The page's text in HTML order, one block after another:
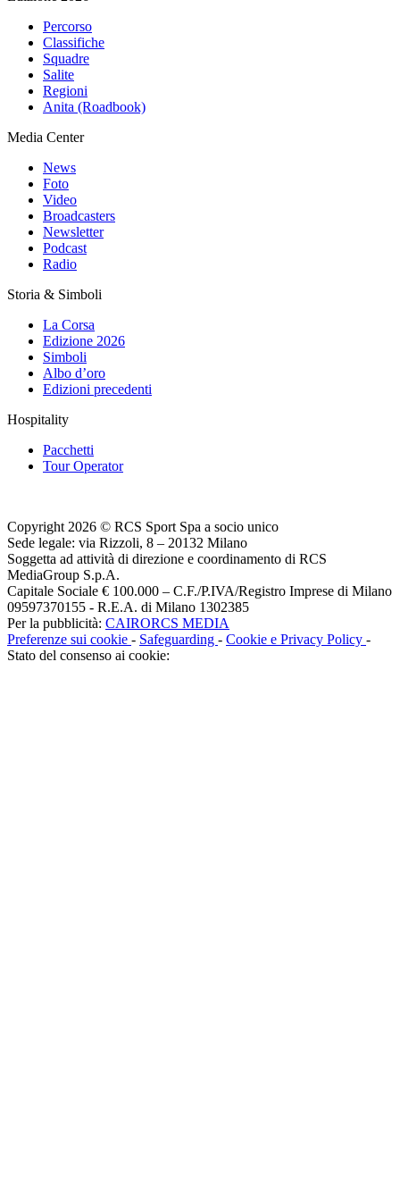
Percorso
Classifiche
Squadre
Salite
Regioni
Anita (Roadbook)
Media Center
News
Foto
Video
Broadcasters
Newsletter
Podcast
Radio
Storia & Simboli
La Corsa
Edizione 2026
Simboli
Albo d’oro
Edizioni precedenti
Hospitality
Pacchetti
Tour Operator
Copyright 2026 © RCS Sport Spa a socio unico
Sede legale: via Rizzoli, 8 – 20132 Milano
Soggetta ad attività di direzione e coordinamento di RCS
MediaGroup S.p.A.
Capitale Sociale € 100.000 – C.F./P.IVA/Registro Imprese di Milano
09597370155 - R.E.A. di Milano 1302385
Per la pubblicità: CAIRORCS MEDIA
Preferenze sui cookie - Safeguarding - Cookie e Privacy Policy -
Stato del consenso ai cookie: